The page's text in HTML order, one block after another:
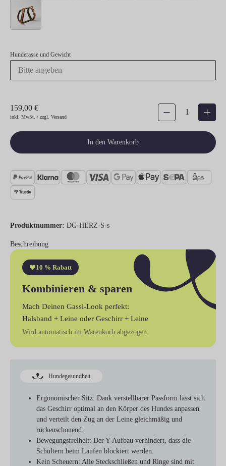
Hunderasse und Gewicht
159,00 €
inkl. MwSt. / zzgl. Versand
Produkt Anzahl: Gib den
In den Warenkorb
Produktnummer: DG-HERZ-S-s
Beschreibung
10 % Rabatt
Kombinieren & sparen
Mach Deinen Gassi-Look perfekt:
Halsband + Leine oder Geschirr + Leine
Wird automatisch im Warenkorb abgezogen.
Hundegesundheit
Ergonomischer Sitz: Dank verstellbarer Passform lässt sich
das Geschirr optimal an den Körper des Hundes anpassen
und verteilt den Zug an der Leine gleichmäßig und
rückenschonend.
Bewegungsfreiheit: Der Y-Aufbau verhindert, dass die
Schultern beim Laufen blockiert werden.
Kein Scheuern: Alle Steckschließen und Ringe sind mit